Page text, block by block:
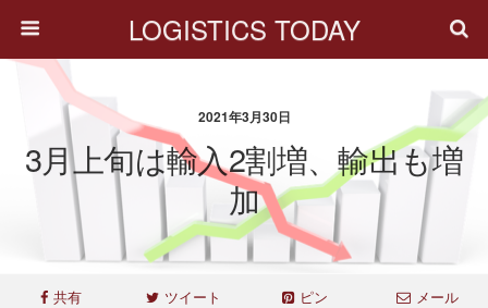
LOGISTICS TODAY
2021年3月30日
3月上旬は輸入2割増、輸出も増
加
共有 ツイート ピン メール